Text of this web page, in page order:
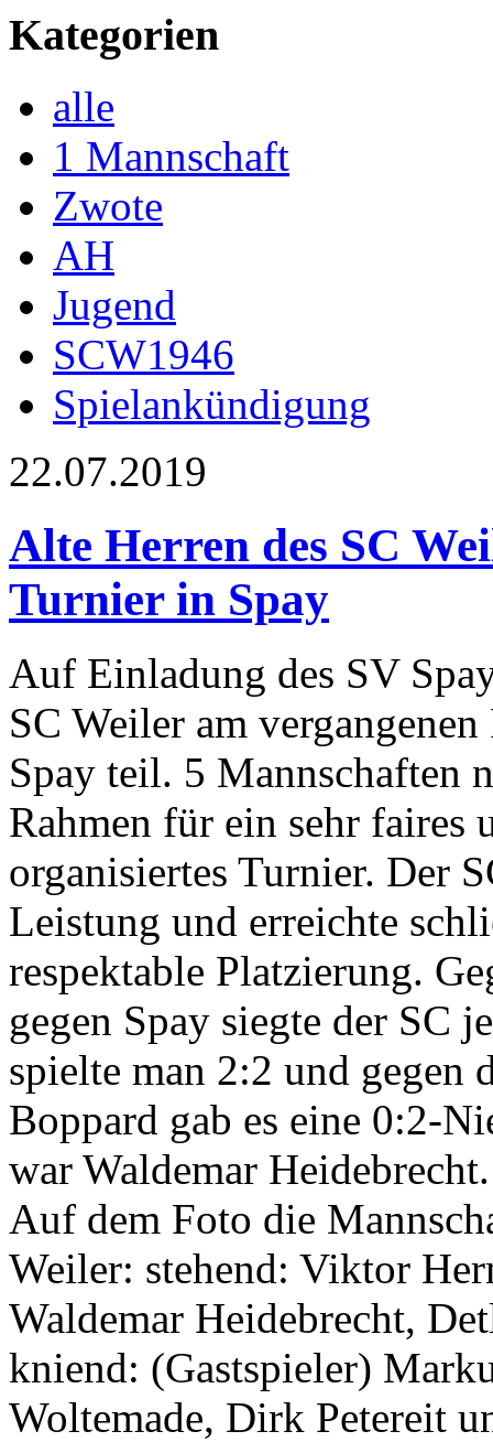
Kategorien
alle
1 Mannschaft
Zwote
AH
Jugend
SCW1946
Spielankündigung
22.07.2019
Alte Herren des SC
Turnier in Spay
Auf Einladung des SV
SC Weiler am
Spay teil. 5 Mannschaften
Rahmen für ein sehr faires
organisiertes Turnier. Der
Leistung und erreichte
respektable Platzierung.
gegen Spay siegte der SC
spielte man 2:2 und gegen
Boppard gab es eine 0:2-
war Waldemar Heidebrecht.
Auf dem Foto die
Weiler: stehend: Viktor
Waldemar Heidebrecht,
kniend: (Gastspieler)
Woltemade, Dirk Petereit